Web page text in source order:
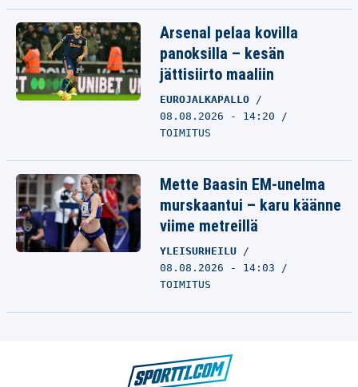
Arsenal pelaa kovilla
panoksilla – kesän
jättisiirto maaliin
EUROJALKAPALLO
08.08.2026 - 14:20
TOIMITUS
Mette Baasin EM-unelma
murskaantui – karu käänne
viime metreillä
YLEISURHEILU
08.08.2026 - 14:03
TOIMITUS